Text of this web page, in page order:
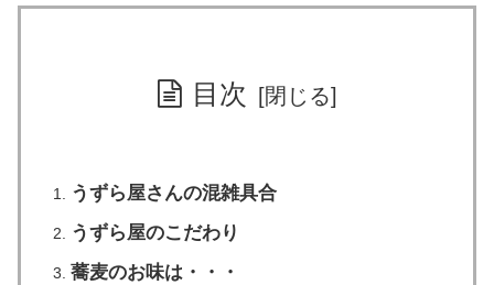
目次
うずら屋さんの混雑具合
うずら屋のこだわり
蕎麦のお味は・・・